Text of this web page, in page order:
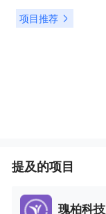
项目推荐
提及的项目
瑰柏科技